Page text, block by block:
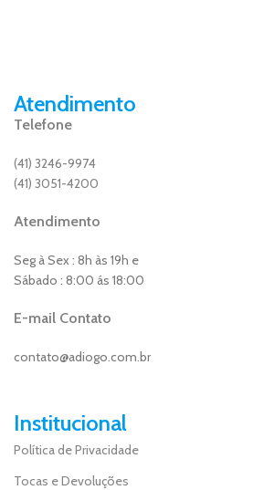
Atendimento
Telefone
(41) 3246-9974
(41) 3051-4200
Atendimento
Seg à Sex : 8h às 19h e
Sábado : 8:00 ás 18:00
E-mail Contato
contato@adiogo.com.br
Institucional
Política de Privacidade
Tocas e Devoluções